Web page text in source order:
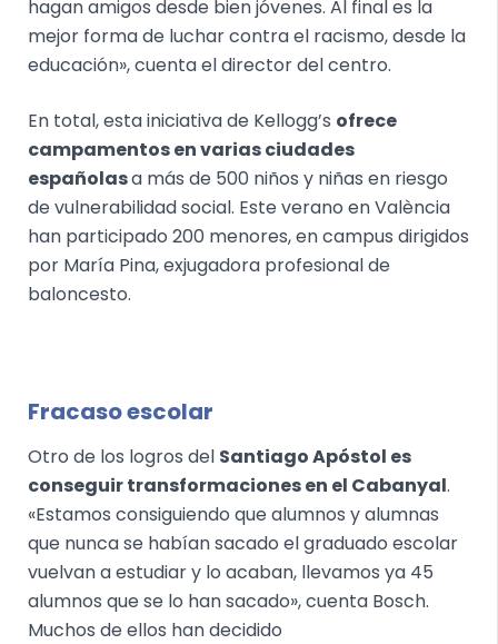
hagan amigos desde bien jóvenes. Al final es la
mejor forma de luchar contra el racismo, desde la
educación», cuenta el director del centro.
En total, esta iniciativa de Kellogg’s ofrece
campamentos en varias ciudades
españolasa más de 500 niños y niñas en riesgo
de vulnerabilidad social. Este verano en València
han participado 200 menores, en campus dirigidos
por María Pina, exjugadora profesional de
baloncesto.
Fracaso escolar
Otro de los logros del Santiago Apóstol es
conseguir transformaciones en el Cabanyal.
«Estamos consiguiendo que alumnos y alumnas
que nunca se habían sacado el graduado escolar
vuelvan a estudiar y lo acaban, llevamos ya 45
alumnos que se lo han sacado», cuenta Bosch.
Muchos de ellos han decidido